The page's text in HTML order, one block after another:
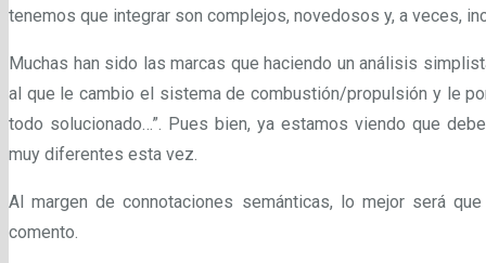
tenemos que integrar son complejos, novedosos y, a veces,
Muchas han sido las marcas que haciendo un análisis
al que le cambio el sistema de combustión/propulsión y le
todo solucionado…”. Pues bien, ya estamos viendo que
muy diferentes esta vez.
Al margen de connotaciones semánticas, lo mejor será
comento.